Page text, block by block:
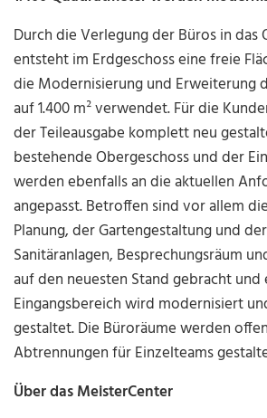
Durch die Verlegung der Büros in das
entsteht im Erdgeschoss eine freie
die Modernisierung und Erweiterung
auf 1.400 m² verwendet. Für die
der Teileausgabe komplett neu
bestehende Obergeschoss und der
werden ebenfalls an die aktuellen
angepasst. Betroffen sind vor allem
Planung, der Gartengestaltung und
Sanitäranlagen, Besprechungsräum
auf den neuesten Stand gebracht
Eingangsbereich wird modernisiert
gestaltet. Die Büroräume werden
Abtrennungen für Einzelteams
Über das MeisterCenter